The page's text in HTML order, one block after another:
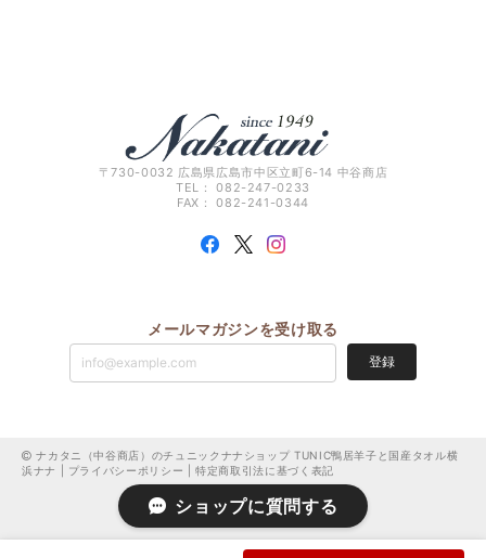
〒730-0032 広島県広島市中区立町6-14 中谷商店
TEL： 082-247-0233
FAX： 082-241-0344
メールマガジンを受け取る
登録
ナカタニ（中谷商店）のチュニックナナショップ TUNIC鴨居羊子と国産タオル横
浜ナナ | プライバシーポリシー |特定商取引法に基づく表記
ショップに質問する